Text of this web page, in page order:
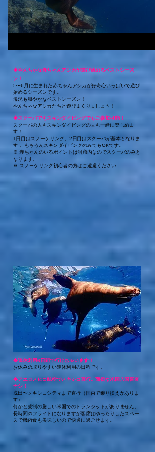
◆やんちゃな赤ちゃんアシカが遊び始めるベストシーズ
ン！
5〜6月に生まれた赤ちゃんアシカが好奇心いっぱいで遊び
始めるシーズンです。
海況も穏やかなベストシーズン！
やんちゃなアシカたちと遊びまくりましょう！
◆スクーバでもスキンダイビングでもご参加可能！
スクーバの人もスキンダイビングの人も一緒に楽しめま
す！
1日目はスノーケリング。2日目はスクーバが基本となりま
す 。もちろんスキンダイビングのみでもOKです。
※ 赤ちゃんのいるポイントは洞窟内なのでスクーバのみと
なります。
※ スノーケリング初心者の方はご遠慮ください
◆連休利用6日間で行けちゃいます！
お休みの取りやすい連休利用の日程です。
◆アエロメヒコ航空でメキシコ直行。 面倒な米国入国審査
ナシ！
成田〜メキシコシティまで直行（国内で乗り換えがありま
す）
何かと規制の厳しい米国でのトランジットがありません。
​長時間のフライトになりますが客席はゆったりしたスペー
スで機内食も美味しいので快適に過ごせます。